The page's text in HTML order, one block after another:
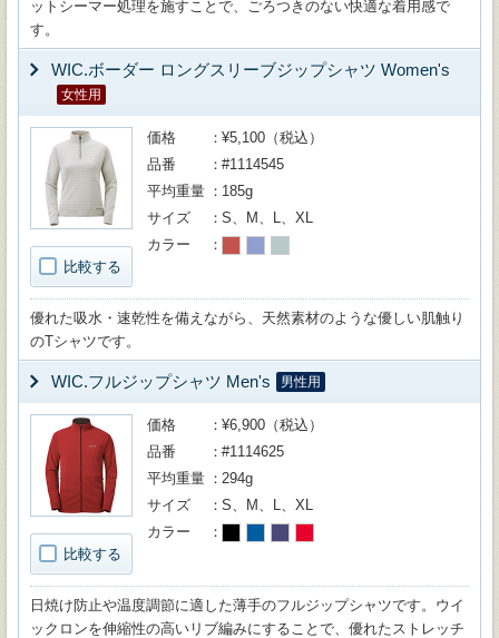
ットシーマー処理を施すことで、ごろつきのない快適な着用感で
す。
WIC.ボーダー ロングスリーブジップシャツ Women's
女性用
比較する
価格
¥5,100（税込）
品番
#1114545
平均重量
185g
サイズ
S、M、L、XL
カラー
優れた吸水・速乾性を備えながら、天然素材のような優しい肌触り
のTシャツです。
WIC.フルジップシャツ Men's 男性用
比較する
価格
¥6,900（税込）
品番
#1114625
平均重量
294g
サイズ
S、M、L、XL
カラー
日焼け防止や温度調節に適した薄手のフルジップシャツです。ウイ
ックロンを伸縮性の高いリブ編みにすることで、優れたストレッチ